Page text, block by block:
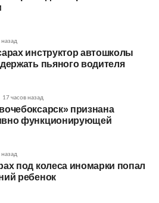
назад
инструктор автошколы
пьяного водителя
17 часов назад
признана
функционирующей
назад
под колеса иномарки попал
ребенок